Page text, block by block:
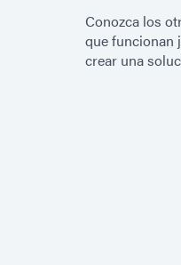
Conozca los
que funcionan
crear una